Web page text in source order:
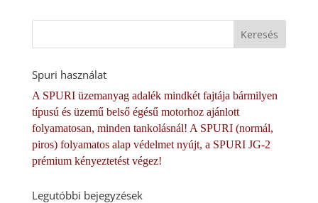
Spuri használat
A SPURI üzemanyag adalék mindkét fajtája bármilyen
típusú és üzemű belső égésű motorhoz ajánlott
folyamatosan, minden tankolásnál! A SPURI (normál,
piros) folyamatos alap védelmet nyújt, a SPURI JG-2
prémium kényeztetést végez!
Legutóbbi bejegyzések